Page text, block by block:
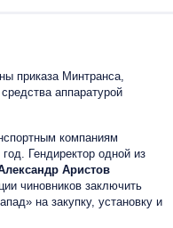
приказа Минтранса,
аппаратурой
компаниям
Гендиректор одной из
Аристов
чиновников заключить
на закупку, установку и